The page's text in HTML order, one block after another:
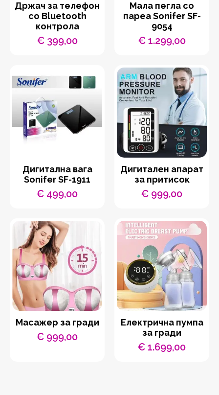
Држач за телефон
со Bluetooth
контрола
€399,00
Мала пегла со
пареа Sonifer SF-
9054
€1.299,00
Дигитална вага
Sonifer SF-1911
€ 499,00
Дигитален апарат
за притисок
€ 999,00
Масажер за гради
€ 999,00
Електрична пумпа
за гради
€ 1.699,00